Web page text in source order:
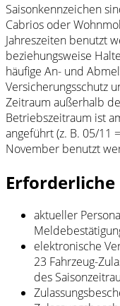
Saisonkennzeichen
Cabrios oder
Jahreszeiten benutzt
beziehungsweise
häufige An- und
Versicherungsschutz
Zeitraum außerhalb
Betriebszeitraum ist
angeführt (z. B. 05/11
November benutzt
aktueller
elektronische
23 Fahrzeug-
des